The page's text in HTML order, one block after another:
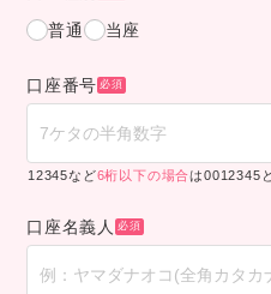
普通
当座
口座番号
12345など6桁以下の場合は0012345
口座名義人